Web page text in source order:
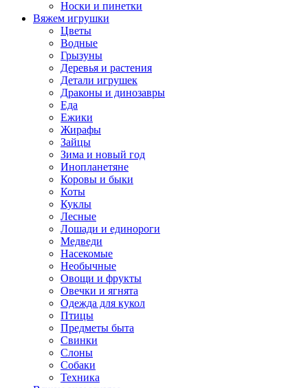
Носки и пинетки
Вяжем игрушки
Цветы
Водные
Грызуны
Деревья и растения
Детали игрушек
Драконы и динозавры
Еда
Ежики
Жирафы
Зайцы
Зима и новый год
Инопланетяне
Коровы и быки
Коты
Куклы
Лесные
Лошади и единороги
Медведи
Насекомые
Необычные
Овощи и фрукты
Овечки и ягнята
Одежда для кукол
Птицы
Предметы быта
Свинки
Слоны
Собаки
Техника